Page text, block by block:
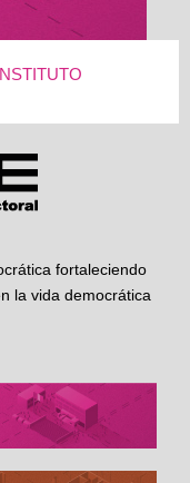
fortaleciendo
la vida democrática